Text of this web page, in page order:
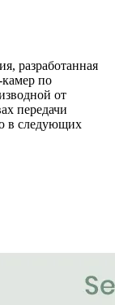
разработанная
камер по
от
передачи
в следующих